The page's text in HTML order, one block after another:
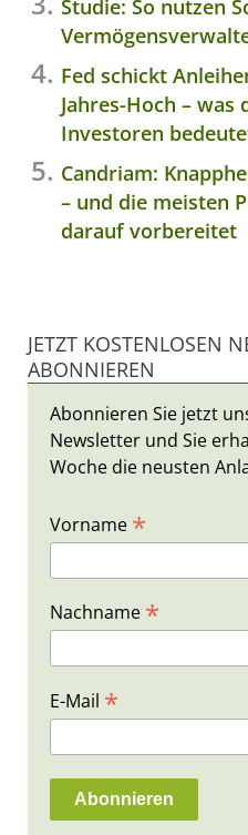
Studie: So nutzen
Fed schickt
Jahres-Hoch – was
Investoren
Candriam:
– und die meisten
darauf vorbereitet
JETZT KOSTENLOSEN
ABONNIEREN
Abonnieren Sie jetzt
Newsletter und Sie
Woche die neusten
Vorname *
Nachname *
E-Mail *